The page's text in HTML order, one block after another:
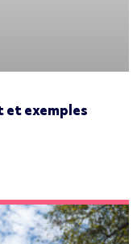
et exemples